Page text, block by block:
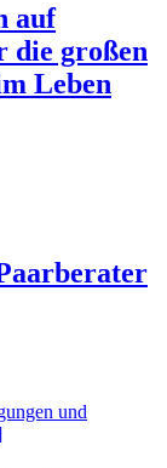
auf
die großen
Leben